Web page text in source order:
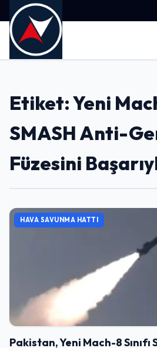
Etiket: Yeni
SMASH Anti-
Füzesini
HAVA SAVUNMA HATTI
Pakistan, Yeni Mach-8 Sınıfı
Giriş Yap
Kullanıcı Adı veya E-posta